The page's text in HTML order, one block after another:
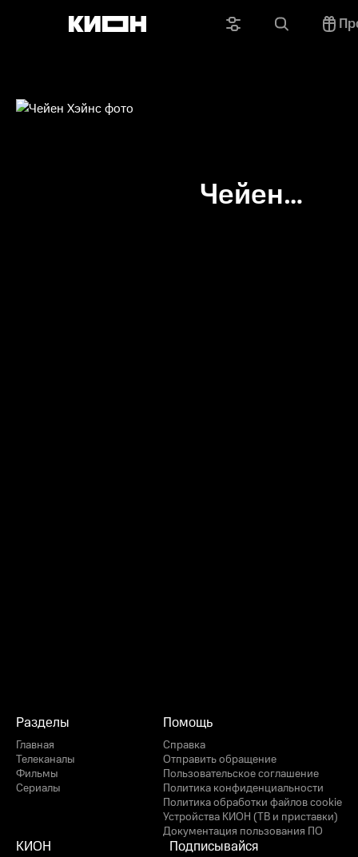
Чейен
Разделы
Главная
Телеканалы
Фильмы
Сериалы
Помощь
Справка
Отправить обращение
Пользовательское соглашение
Политика конфиденциальности
Политика обработки файлов cookie
Устройства КИОН (ТВ и приставки)
Документация пользования ПО
КИОН Подписывайся